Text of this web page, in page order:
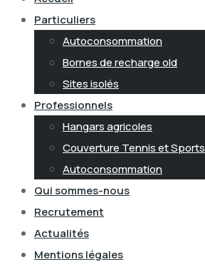
Particuliers
Autoconsommation
Bornes de recharge old
Sites isolés
Professionnels
Hangars agricoles
Couverture Tennis et Sports
Autoconsommation
Qui sommes-nous
Recrutement
Actualités
Mentions légales